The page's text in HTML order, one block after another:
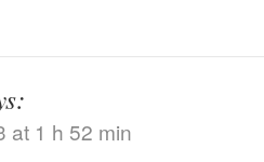
at 1 h 52 min